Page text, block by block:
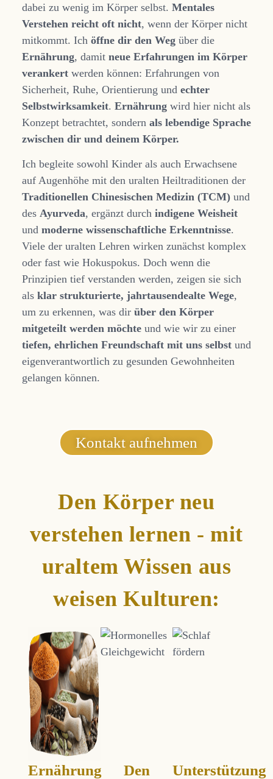
dabei zu wenig im Körper selbst. Mentales
Verstehen reicht oft nicht, wenn der Körper nicht
mitkommt. Ich öffne dir den Weg über die
Ernährung, damit neue Erfahrungen im Körper
verankert werden können: Erfahrungen von
Sicherheit, Ruhe, Orientierung und echter
Selbstwirksamkeit. Ernährung wird hier nicht als
Konzept betrachtet, sondern als lebendige Sprache
zwischen dir und deinem Körper.
Ich begleite sowohl Kinder als auch Erwachsene
auf Augenhöhe mit den uralten Heiltraditionen der
Traditionellen Chinesischen Medizin (TCM) und
des Ayurveda, ergänzt durch indigene Weisheit
und moderne wissenschaftliche Erkenntnisse.
Viele der uralten Lehren wirken zunächst komplex
oder fast wie Hokuspokus. Doch wenn die
Prinzipien tief verstanden werden, zeigen sie sich
als klar strukturierte, jahrtausendealte Wege,
um zu erkennen, was dir über den Körper
mitgeteilt werden möchte und wie wir zu einer
tiefen, ehrlichen Freundschaft mit uns selbst und
eigenverantwortlich zu gesunden Gewohnheiten
gelangen können.
Kontakt aufnehmen
Den Körper neu
verstehen lernen - mit
uraltem Wissen aus
weisen Kulturen:
Ernährung
Den
Unterstützung